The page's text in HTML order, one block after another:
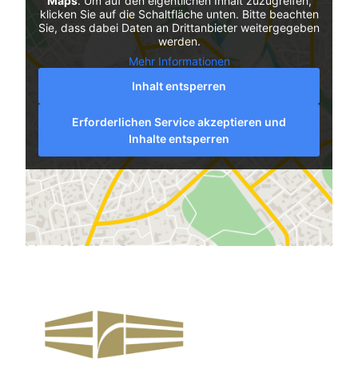
klicken Sie auf die Schaltfläche unten. Bitte beachten
Sie, dass dabei Daten an Drittanbieter weitergegeben
werden.
Mehr Informationen
Inhalt entsperren
Erforderlichen Service akzeptieren und
Inhalte entsperren